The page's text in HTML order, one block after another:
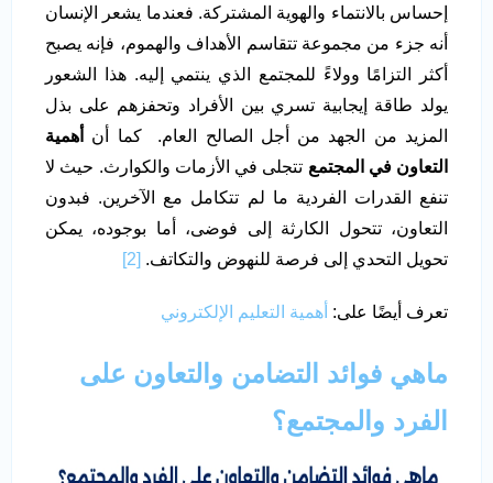
إحساس بالانتماء والهوية المشتركة. فعندما يشعر الإنسان
أنه جزء من مجموعة تتقاسم الأهداف والهموم، فإنه يصبح
أكثر التزامًا وولاءً للمجتمع الذي ينتمي إليه. هذا الشعور
يولد طاقة إيجابية تسري بين الأفراد وتحفزهم على بذل
المزيد من الجهد من أجل الصالح العام. كما أن
أهمية
التعاون في المجتمع تتجلى في الأزمات والكوارث. حيث لا
تنفع القدرات الفردية ما لم تتكامل مع الآخرين. فبدون
التعاون، تتحول الكارثة إلى فوضى، أما بوجوده، يمكن
تحويل التحدي إلى فرصة للنهوض والتكاتف. [2]
تعرف أيضًا على: أهمية التعليم الإلكتروني
ماهي فوائد التضامن والتعاون على
الفرد والمجتمع؟